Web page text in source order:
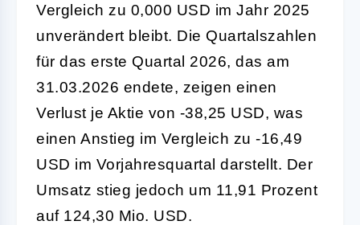
Vergleich zu 0,000 USD im Jahr 2025
unverändert bleibt. Die Quartalszahlen
für das erste Quartal 2026, das am
31.03.2026 endete, zeigen einen
Verlust je Aktie von -38,25 USD, was
einen Anstieg im Vergleich zu -16,49
USD im Vorjahresquartal darstellt. Der
Umsatz stieg jedoch um 11,91 Prozent
auf 124,30 Mio. USD.